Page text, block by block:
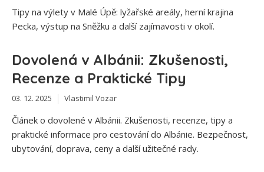
Tipy na výlety v Malé Úpě: lyžařské areály, herní krajina
Pecka, výstup na Sněžku a další zajímavosti v okolí.
Dovolená v Albánii: Zkušenosti,
Recenze a Praktické Tipy
03. 12. 2025 Vlastimil Vozar
Článek o dovolené v Albánii. Zkušenosti, recenze, tipy a
praktické informace pro cestování do Albánie. Bezpečnost,
ubytování, doprava, ceny a další užitečné rady.